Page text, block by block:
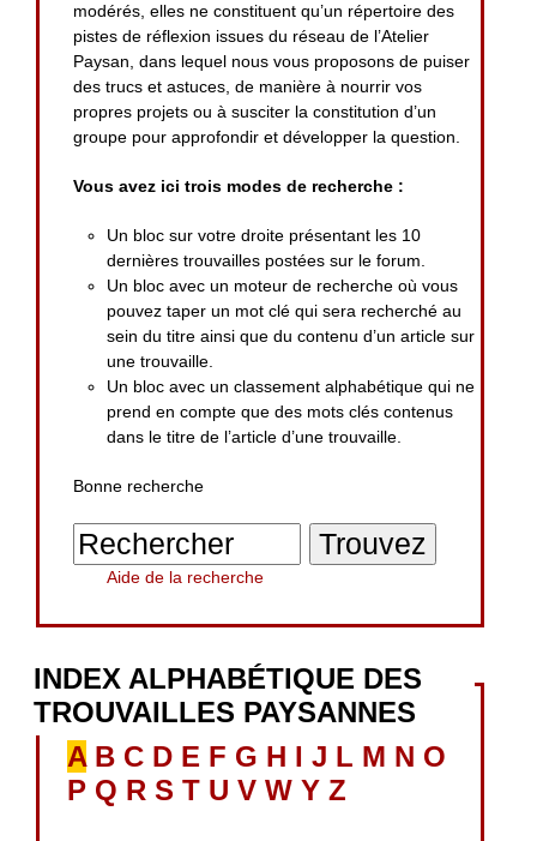
modérés, elles ne constituent qu’un répertoire des
pistes de réflexion issues du réseau de l’Atelier
Paysan, dans lequel nous vous proposons de puiser
des trucs et astuces, de manière à nourrir vos
propres projets ou à susciter la constitution d’un
groupe pour approfondir et développer la question.
Vous avez ici trois modes de recherche :
Un bloc sur votre droite présentant les 10
dernières trouvailles postées sur le forum.
Un bloc avec un moteur de recherche où vous
pouvez taper un mot clé qui sera recherché au
sein du titre ainsi que du contenu d’un article sur
une trouvaille.
Un bloc avec un classement alphabétique qui ne
prend en compte que des mots clés contenus
dans le titre de l’article d’une trouvaille.
Bonne recherche
Aide de la recherche
INDEX ALPHABÉTIQUE DES
TROUVAILLES PAYSANNES
A B C D E F G H I J L M N O
P Q R S T U V W Y Z